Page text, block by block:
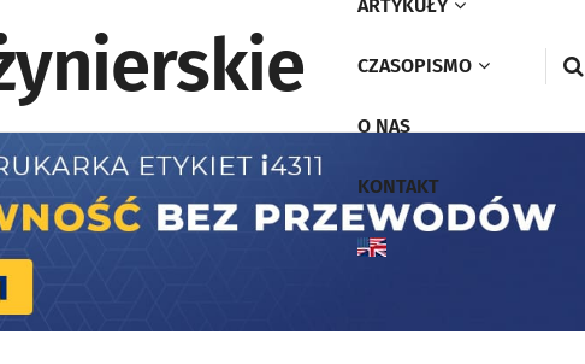
ARTYKUŁY
CZASOPISMO
O NAS
KONTAKT